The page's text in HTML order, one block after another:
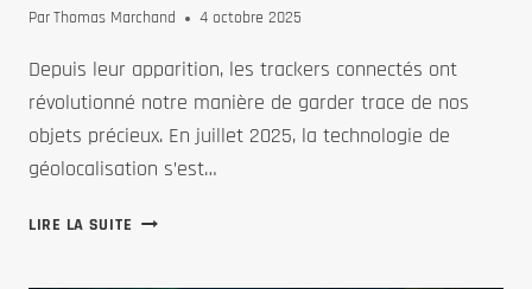
ParThomas Marchand 4 octobre 2025
Depuis leur apparition, les trackers connectés ont
révolutionné notre manière de garder trace de nos
objets précieux. En juillet 2025, la technologie de
géolocalisation s’est…
LIRE LA SUITE EXPLORER